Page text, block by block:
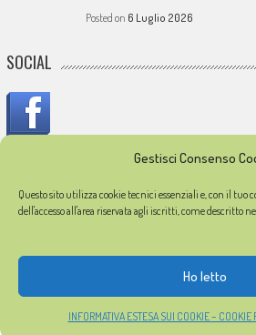
Gestisci Consenso
Questo sito utilizza cookie tecnici essenziali e, con il tuo
dell'accesso all'area riservata agli iscritti, come descritto
Ho letto
INFORMATIVA ESTESA SUI COOKIE – COOKIE
Posted on 6 Luglio 2026
SOCIAL
In memoria dei medici caduti durante
FIMMG LatinaPartita IVA